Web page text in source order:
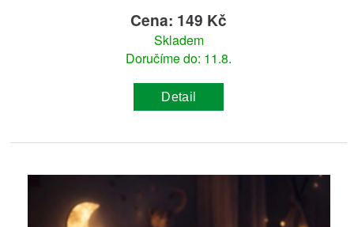
Cena: 149 Kč
Skladem
Doručíme do: 11.8.
Detail